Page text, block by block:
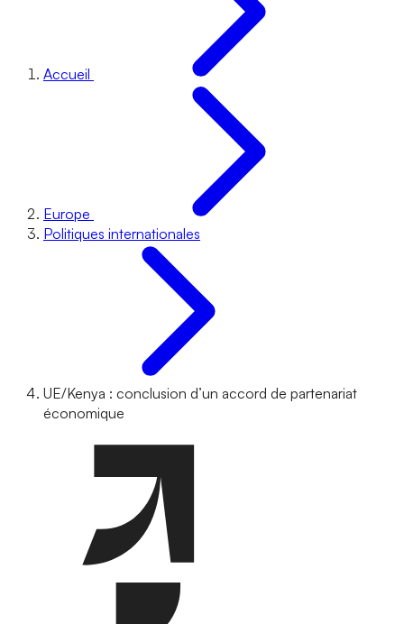
Accueil
Europe
Politiques internationales
UE/Kenya : conclusion d’un accord de partenariat
économique